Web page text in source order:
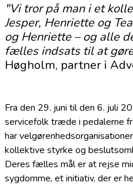
"Vi tror på man i et
Jesper, Henriette og
og Henriette – og alle
fælles indsats til at
Høgholm, partner i
Fra den 29. juni til den 6. juli
servicefolk træde i pedalerne
har
kollektive styrke og
Deres fælles mål er at rejse
sygdomme, et initiativ, der er